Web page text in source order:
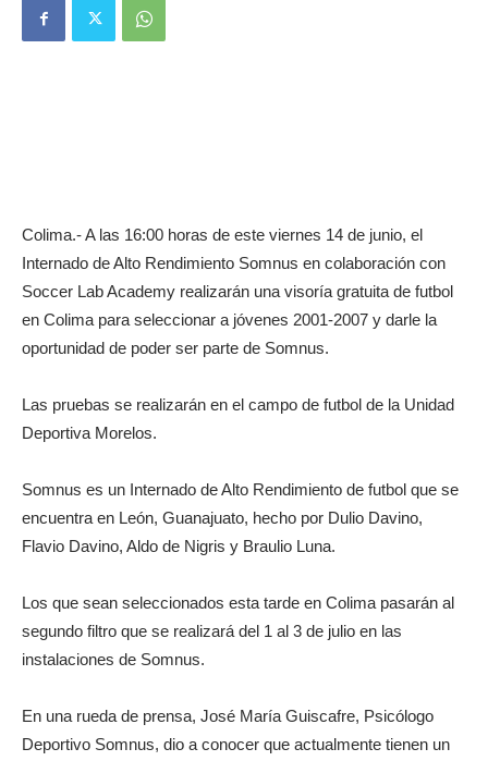
Colima.- A las 16:00 horas de este viernes 14 de junio, el
Internado de Alto Rendimiento Somnus en colaboración con
Soccer Lab Academy realizarán una visoría gratuita de futbol
en Colima para seleccionar a jóvenes 2001-2007 y darle la
oportunidad de poder ser parte de Somnus.
Las pruebas se realizarán en el campo de futbol de la Unidad
Deportiva Morelos.
Somnus es un Internado de Alto Rendimiento de futbol que se
encuentra en León, Guanajuato, hecho por Dulio Davino,
Flavio Davino, Aldo de Nigris y Braulio Luna.
Los que sean seleccionados esta tarde en Colima pasarán al
segundo filtro que se realizará del 1 al 3 de julio en las
instalaciones de Somnus.
En una rueda de prensa, José María Guiscafre, Psicólogo
Deportivo Somnus, dio a conocer que actualmente tienen un